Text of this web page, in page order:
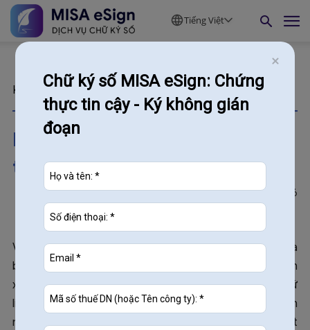
Tiếng Việt
Kiến thức
Hướng dẫn tra cứu mẫu C12
trên Dịch vụ công CHI TIẾT
1336
Việc chủ độngtra cứu mẫu C12 trên Dịch vụ công
là
bước quan trọng giúp doanh nghiệp kiểm soát chính
xác tình hình đóng BHXH và kịp thời xử lý các sai lệch dữ
liệu. Thay vì phải chờ đợi thông báo giấy, các doanh
nghiệp hoàn toàn có thể tự thực hiện thao tác này một
Chữ ký số MISA eSign: Chứng
thực tin cậy - Ký không gián
đoạn